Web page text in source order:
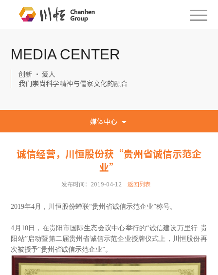
MEDIA CENTER
创新 · 爱人
我们崇尚科学精神与儒家文化的融合
媒体中心
诚信经营，川恒股份获“贵州省诚信示范企
业”
发布时间：2019-04-12 返回列表
2019年4月，川恒股份蝉联“贵州省诚信示范企业”称号。
4 月10日，在贵阳市国际生态会议中心举行的“诚信建设万里行·贵
阳站”启动暨第二届贵州省诚信示范企业授牌仪式上，川恒股份再
次被授予“贵州省诚信示范企业”。